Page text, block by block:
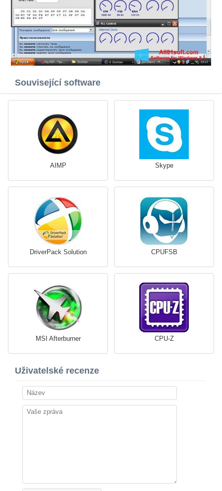
Související software
AIMP Skype
DriverPack Solution CPUFSB
MSI Afterburner CPU-Z
Uživatelské recenze